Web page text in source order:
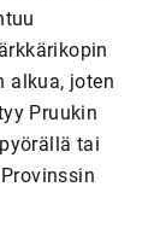
alkua, joten
Pruukin
tai